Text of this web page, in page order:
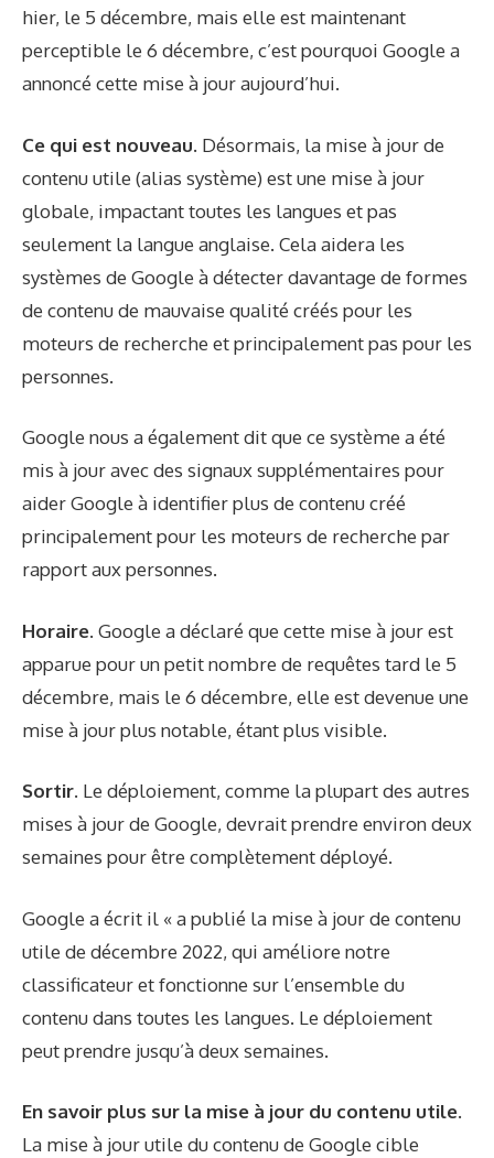
hier, le 5 décembre, mais elle est maintenant
perceptible le 6 décembre, c’est pourquoi Google a
annoncé cette mise à jour aujourd’hui.
Ce qui est nouveau. Désormais, la mise à jour de
contenu utile (alias système) est une mise à jour
globale, impactant toutes les langues et pas
seulement la langue anglaise. Cela aidera les
systèmes de Google à détecter davantage de formes
de contenu de mauvaise qualité créés pour les
moteurs de recherche et principalement pas pour les
personnes.
Google nous a également dit que ce système a été
mis à jour avec des signaux supplémentaires pour
aider Google à identifier plus de contenu créé
principalement pour les moteurs de recherche par
rapport aux personnes.
Horaire. Google a déclaré que cette mise à jour est
apparue pour un petit nombre de requêtes tard le 5
décembre, mais le 6 décembre, elle est devenue une
mise à jour plus notable, étant plus visible.
Sortir. Le déploiement, comme la plupart des autres
mises à jour de Google, devrait prendre environ deux
semaines pour être complètement déployé.
Google a écrit il « a publié la mise à jour de contenu
utile de décembre 2022, qui améliore notre
classificateur et fonctionne sur l’ensemble du
contenu dans toutes les langues. Le déploiement
peut prendre jusqu’à deux semaines.
En savoir plus sur la mise à jour du contenu utile.
La mise à jour utile du contenu de Google cible